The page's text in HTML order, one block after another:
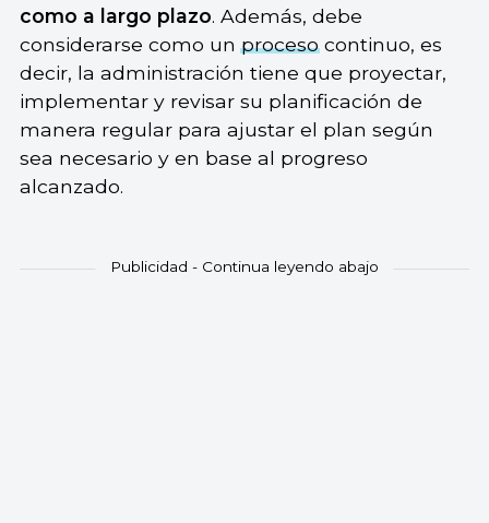
como a largo plazo. Además, debe
considerarse como unprocesocontinuo, es
decir, la administración tiene que proyectar,
implementar y revisar su planificación de
manera regular para ajustar el plan según
sea necesario y en base al progreso
alcanzado.